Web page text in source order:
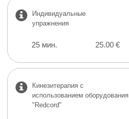
Индивидуальные
упражнения
25 мин. 25.00 €
Кинезитерапия с
использованием оборудования
"Redcord"